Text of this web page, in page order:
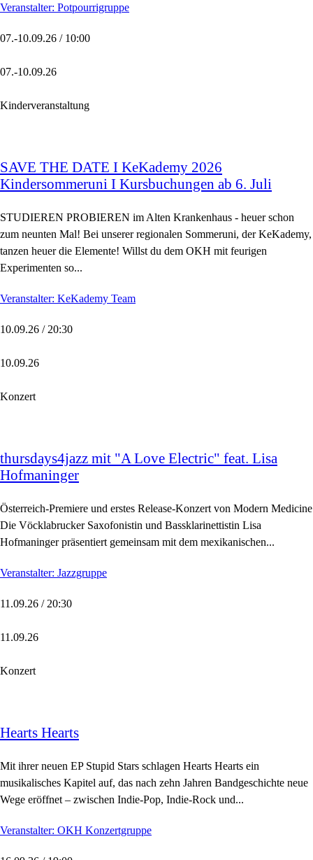
Veranstalter: Potpourrigruppe
07.-10.09.26 / 10:00
07.-10.09.26
Kinderveranstaltung
SAVE THE DATE I KeKademy 2026
Kindersommeruni I Kursbuchungen ab 6. Juli
STUDIEREN PROBIEREN im Alten Krankenhaus - heuer schon
zum neunten Mal! Bei unserer regionalen Sommeruni, der KeKademy,
tanzen heuer die Elemente! Willst du dem OKH mit feurigen
Experimenten so...
Veranstalter: KeKademy Team
10.09.26 / 20:30
10.09.26
Konzert
thursdays4jazz mit "A Love Electric" feat. Lisa
Hofmaninger
Österreich-Premiere und erstes Release-Konzert von Modern Medicine
Die Vöcklabrucker Saxofonistin und Bassklarinettistin Lisa
Hofmaninger präsentiert gemeinsam mit dem mexikanischen...
Veranstalter: Jazzgruppe
11.09.26 / 20:30
11.09.26
Konzert
Hearts Hearts
Mit ihrer neuen EP Stupid Stars schlagen Hearts Hearts ein
musikalisches Kapitel auf, das nach zehn Jahren Bandgeschichte neue
Wege eröffnet – zwischen Indie-Pop, Indie-Rock und...
Veranstalter: OKH Konzertgruppe